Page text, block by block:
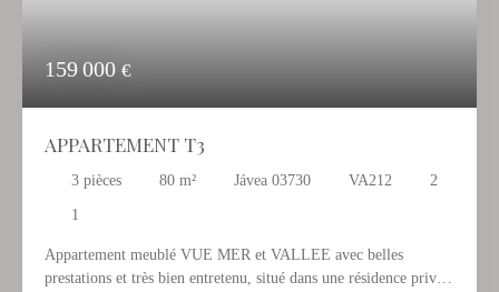
159 000 €
APPARTEMENT T3
3 pièces 80 m² Jávea 03730 VA212
2
1
Appartement meublé VUE MER et VALLEE avec belles
prestations et très bien entretenu, situé dans une résidence privée